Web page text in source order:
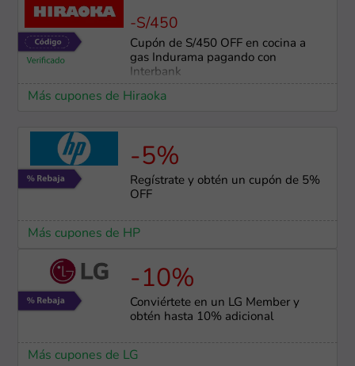
-S/450
Cupón de S/450 OFF en cocina a
gas Indurama pagando con
Interbank
Más cupones de Hiraoka
-5%
Regístrate y obtén un cupón de 5%
OFF
Más cupones de HP
-10%
Conviértete en un LG Member y
obtén hasta 10% adicional
Más cupones de LG